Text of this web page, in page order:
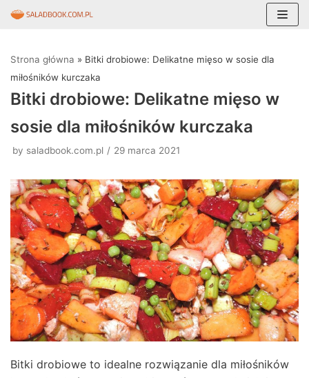
do
treści
Strona główna » Bitki drobiowe: Delikatne mięso w sosie dla
miłośników kurczaka
Bitki drobiowe: Delikatne mięso w
sosie dla miłośników kurczaka
by saladbook.com.pl 29 marca 2021
Bitki drobiowe to idealne rozwiązanie dla miłośników